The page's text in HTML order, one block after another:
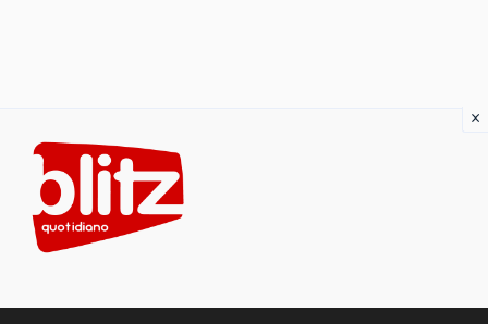
content
×